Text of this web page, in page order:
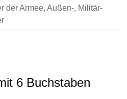
der Armee, Außen-, Militär-
6 Buchstaben